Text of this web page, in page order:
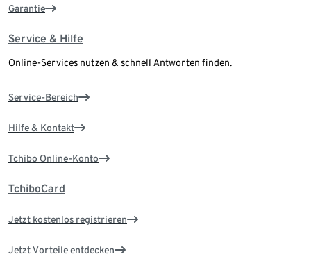
Garantie
Service & Hilfe
Online-Services nutzen & schnell Antworten finden.
Service-Bereich
Hilfe & Kontakt
Tchibo Online-Konto
TchiboCard
Jetzt kostenlos registrieren
Jetzt Vorteile entdecken